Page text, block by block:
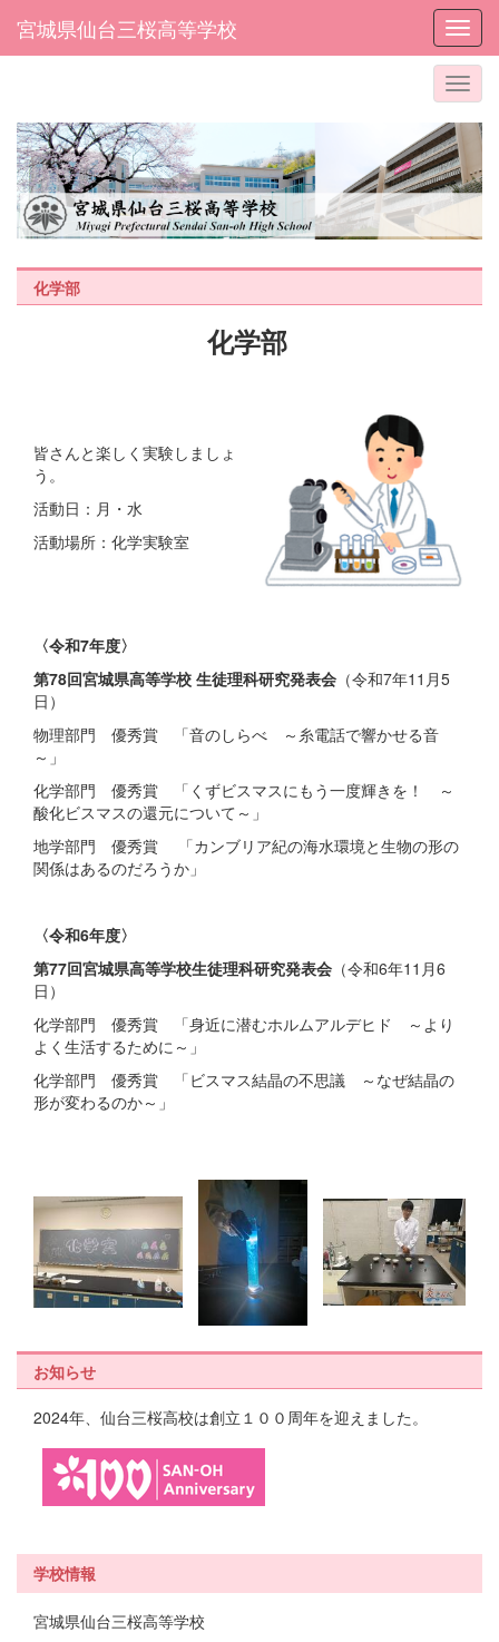
宮城県仙台三桜高等学校
化学部
化学部
皆さんと楽しく実験しましょ
う。
活動日：月・水
活動場所：化学実験室
〈令和7年度〉
第78回宮城県高等学校 生徒理科研究発表会 （令和7年11月5
日）
物理部門 優秀賞 「音のしらべ ～糸電話で響かせる音
～」
化学部門 優秀賞 「くずビスマスにもう一度輝きを！ ～
酸化ビスマスの還元について～」
地学部門 優秀賞 「カンブリア紀の海水環境と生物の形の
関係はあるのだろうか」
〈令和6年度〉
第77回宮城県高等学校生徒理科研究発表会 （令和6年11月6
日）
化学部門 優秀賞 「身近に潜むホルムアルデヒド ～より
よく生活するために～」
化学部門 優秀賞 「ビスマス結晶の不思議 ～なぜ結晶の
形が変わるのか～」
お知らせ
2024年、仙台三桜高校は創立１００周年を迎えました。
学校情報
宮城県仙台三桜高等学校